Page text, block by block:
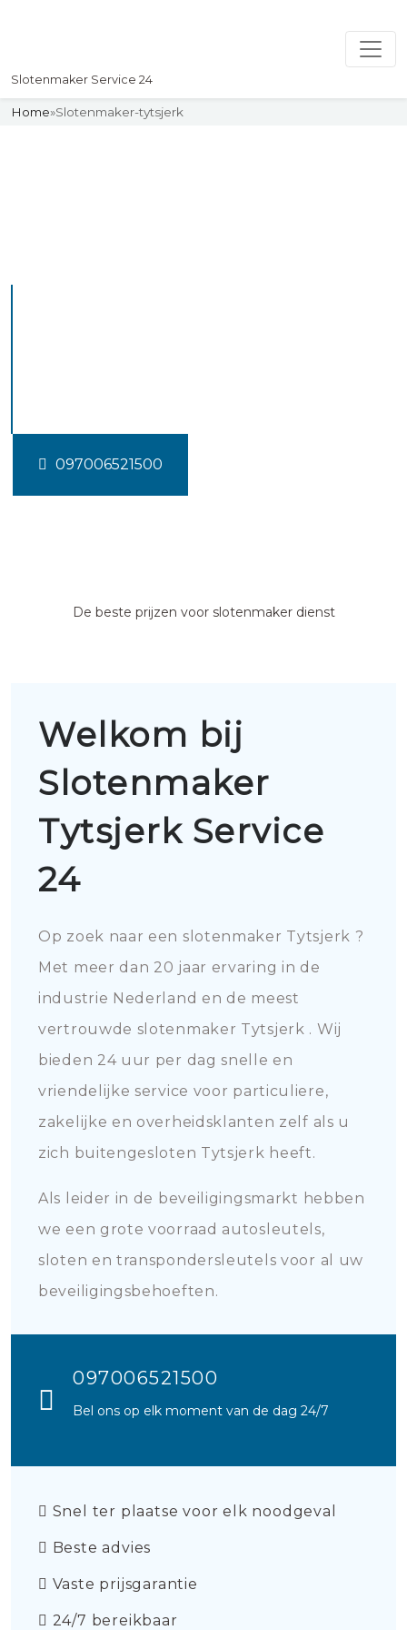
Slotenmaker Service 24
Home»Slotenmaker-tytsjerk
097006521500
De beste prijzen voor slotenmaker dienst
Welkom bij
Slotenmaker
Tytsjerk Service
24
Op zoek naar een slotenmaker Tytsjerk ?
Met meer dan 20 jaar ervaring in de
industrie Nederland en de meest
vertrouwde slotenmaker Tytsjerk . Wij
bieden 24 uur per dag snelle en
vriendelijke service voor particuliere,
zakelijke en overheidsklanten zelf als u
zich buitengesloten Tytsjerk heeft.
Als leider in de beveiligingsmarkt hebben
we een grote voorraad autosleutels,
sloten en transpondersleutels voor al uw
beveiligingsbehoeften.
097006521500
Bel ons op elk moment van de dag 24/7
Snel ter plaatse voor elk noodgeval
Beste advies
Vaste prijsgarantie
24/7 bereikbaar